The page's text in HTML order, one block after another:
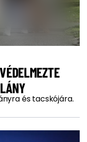
és tacskójára.